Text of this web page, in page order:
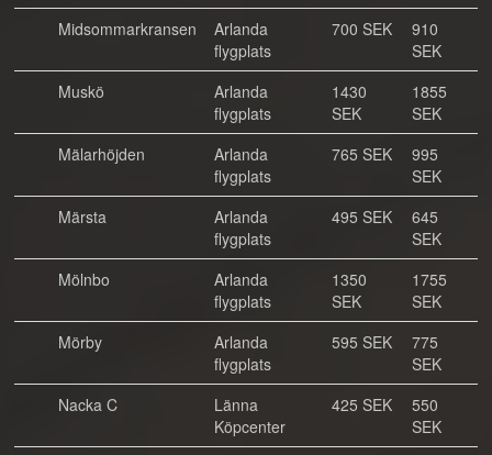
Midsommarkransen
Arlanda
flygplats
700 SEK
910
SEK
Muskö
Arlanda
flygplats
1430
SEK
1855
SEK
Mälarhöjden
Arlanda
flygplats
765 SEK
995
SEK
Märsta
Arlanda
flygplats
495 SEK
645
SEK
Mölnbo
Arlanda
flygplats
1350
SEK
1755
SEK
Mörby
Arlanda
flygplats
595 SEK
775
SEK
Nacka C
Länna
Köpcenter
425 SEK
550
SEK